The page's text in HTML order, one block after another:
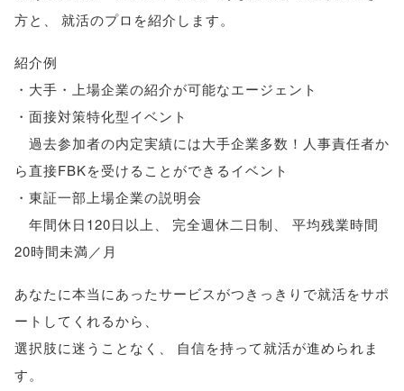
方と
就活のプロを紹介します。
紹介例
・大手・上場企業の紹介が可能なエージェント
・面接対策特化型イベント
過去参加者の内定実績には大手企業多数！人事責任者か
ら直接FBKを受けることができるイベント
・東証一部上場企業の説明会
年間休日120日以上
完全週休二日制
平均残業時間
20時間未満／月
あなたに本当にあったサービスがつきっきりで就活をサポ
ートしてくれるから
選択肢に迷うことなく
自信を持って就活が進められま
す。